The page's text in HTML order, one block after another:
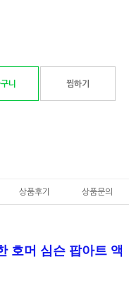
니 찜하기
상품후기 상품문의
호머 심슨 팝아트 액